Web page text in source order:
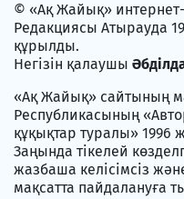
© «Ақ Жайық»
Редакциясы Атырауда
құрылды.
Негізін қалаушы
«Ақ Жайық» сайтының
Республикасының
құқықтар туралы»
Заңында тікелей
жазбаша келісімсіз
мақсатта пайдалануға